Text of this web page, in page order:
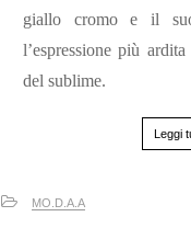
giallo cromo e il
l’espressione più
del sublime.
Leggi
MO.D.A.A